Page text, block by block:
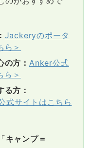
Jackeryのポータ
ら＞
方： Anker公式
ら＞
方：
式サイトはこちら
キャンプ＝